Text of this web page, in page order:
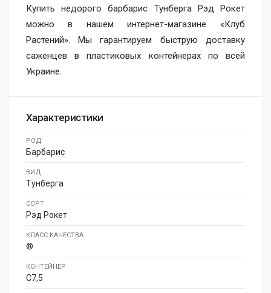
Купить недорого барбарис Тунберга Рэд Рокет
можно в нашем интернет-магазине «Клуб
Растений». Мы гарантируем быструю доставку
саженцев в пластиковых контейнерах по всей
Украине.
Характеристики
РОД
Барбарис
ВИД
Тунберга
СОРТ
Рэд Рокет
КЛАСС КАЧЕСТВА
®
КОНТЕЙНЕР
C7,5